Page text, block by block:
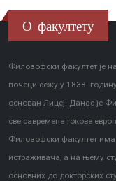
О факултету
Филозофски факултет је
почеци сежу у 1838.
основан Лицеј. Данас је
све савремене токове
Филозофски факултет има
истраживача, а на њему
основних до докторских